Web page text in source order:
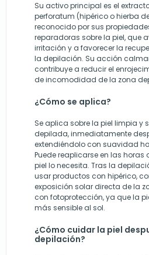
Su activo principal es el
perforatum (hipérico o hierba
reconocido por sus
reparadoras sobre la piel, que
irritación y a favorecer la
la depilación. Su acción
contribuye a reducir el
de incomodidad de la zona
¿Cómo se aplica?
Se aplica sobre la piel limpia y
depilada, inmediatamente
extendiéndolo con suavidad
Puede reaplicarse en las horas
piel lo necesita. Tras la
usar productos con hipérico,
exposición solar directa de la
con fotoprotección, ya que la
más sensible al sol.
¿Cómo cuidar la piel
depilación?